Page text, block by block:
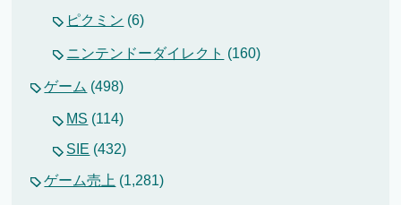
ピクミン (6)
ニンテンドーダイレクト (160)
ゲーム (498)
MS (114)
SIE (432)
ゲーム売上 (1,281)